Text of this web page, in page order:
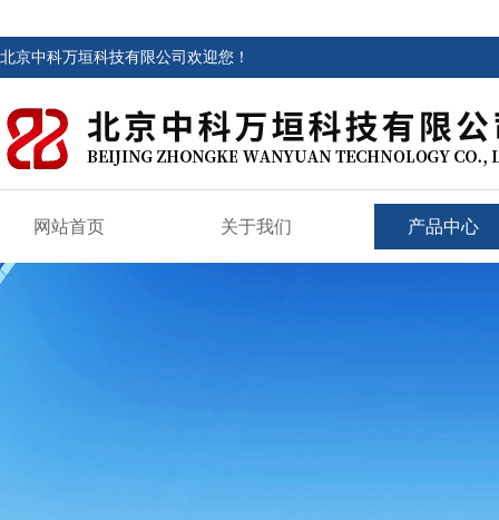
北京中科万垣科技有限公司欢迎您！
网站首页 关于我们 产品中心